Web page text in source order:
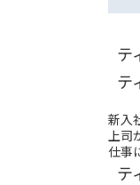
テ
テ
新入
上
仕事
テ